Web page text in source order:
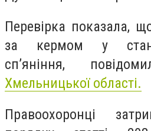
Перевірка показала,
за кермом у
сп’яніння,
Хмельницької області.
Правоохоронці